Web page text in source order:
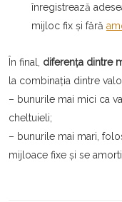
înregistrează
mijloc fix și fără
În final, diferența dintre
la combinația dintre
– bunurile mai mici ca
cheltuieli;
– bunurile mai mari,
mijloace fixe și se